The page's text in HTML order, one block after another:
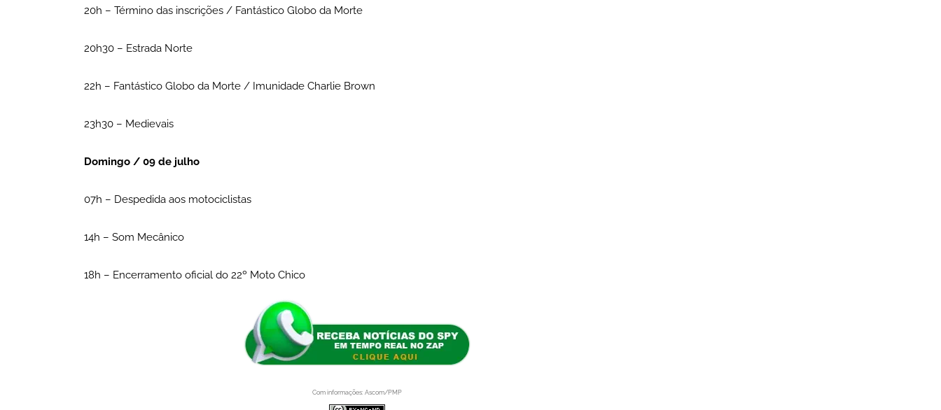
20h – Término das inscrições / Fantástico Globo da Morte
20h30 – Estrada Norte
22h – Fantástico Globo da Morte / Imunidade Charlie Brown
23h30 – Medievais
Domingo / 09 de julho
07h – Despedida aos motociclistas
14h – Som Mecânico
18h – Encerramento oficial do 22º Moto Chico
Com informações: Ascom/PMP